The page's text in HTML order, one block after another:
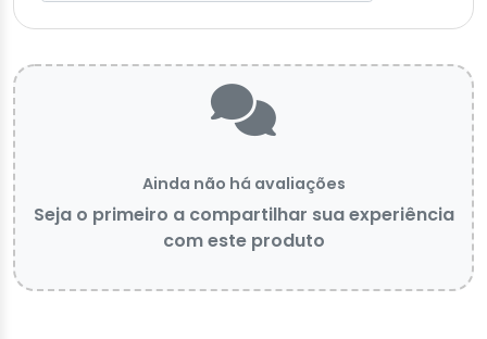
Ainda não há avaliações
Seja o primeiro a compartilhar sua experiência
com este produto